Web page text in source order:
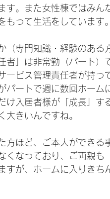
。また女性棟ではみん
って生活をしています。
専門知識・経験のある
」は非常勤（パート）
ビス管理責任者が持っ
ートで週に数回ホーム
入居者様が「成長」す
きいんですね。
ほど、ご本人ができる
なっており、ご両親も
が、ホームに入りきち